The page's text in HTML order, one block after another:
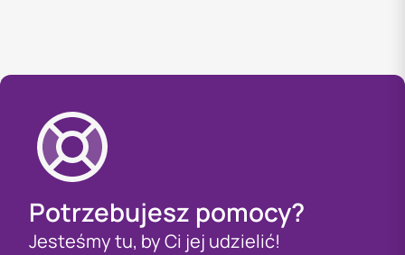
Potrzebujesz pomocy?
Jesteśmy tu, by Ci jej udzielić!